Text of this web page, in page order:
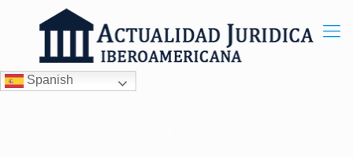
Spanish